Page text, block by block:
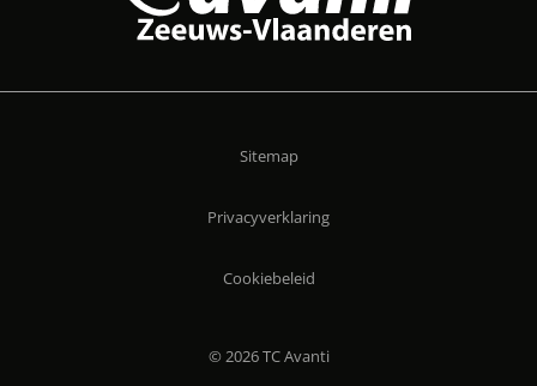
Sitemap
Privacyverklaring
Cookiebeleid
© 2026 TC Avanti